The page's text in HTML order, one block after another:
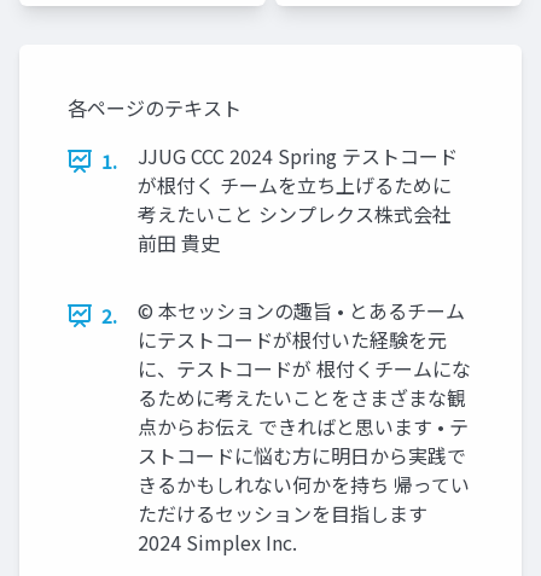
各ページのテキスト
1.
JJUG CCC 2024 Spring テストコード
が根付く チームを立ち上げるために
考えたいこと シンプレクス株式会社
前田 貴史
2.
©︎ 本セッションの趣旨 • とあるチーム
にテストコードが根付いた経験を元
に、テストコードが 根付くチームにな
るために考えたいことをさまざまな観
点からお伝え できればと思います • テ
ストコードに悩む方に明日から実践で
きるかもしれない何かを持ち 帰ってい
ただけるセッションを目指します
2024 Simplex Inc.